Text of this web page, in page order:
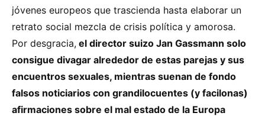
jóvenes europeos que trascienda hasta elaborar un
retrato social mezcla de crisis política y amorosa.
Por desgracia, el director suizo Jan Gassmann solo
consigue divagar alrededor de estas parejas y sus
encuentros sexuales, mientras suenan de fondo
falsos noticiarios con grandilocuentes (y facilonas)
afirmaciones sobre el mal estado de la Europa